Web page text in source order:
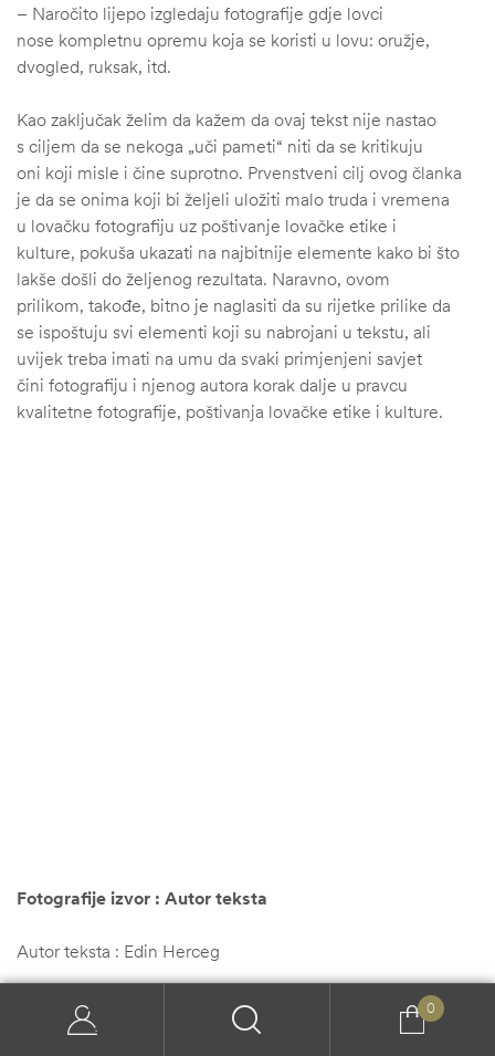
– Naročito lijepo izgledaju fotografije gdje lovci
nose kompletnu opremu koja se koristi u lovu: oružje,
dvogled, ruksak, itd.
Kao zaključak želim da kažem da ovaj tekst nije nastao
s ciljem da se nekoga „uči pameti“ niti da se kritikuju
oni koji misle i čine suprotno. Prvenstveni cilj ovog članka
je da se onima koji bi željeli uložiti malo truda i vremena
u lovačku fotografiju uz poštivanje lovačke etike i
kulture, pokuša ukazati na najbitnije elemente kako bi što
lakše došli do željenog rezultata. Naravno, ovom
prilikom, takođe, bitno je naglasiti da su rijetke prilike da
se ispoštuju svi elementi koji su nabrojani u tekstu, ali
uvijek treba imati na umu da svaki primjenjeni savjet
čini fotografiju i njenog autora korak dalje u pravcu
kvalitetne fotografije, poštivanja lovačke etike i kulture.
Fotografije izvor : Autor teksta
Autor teksta : Edin Herceg
0